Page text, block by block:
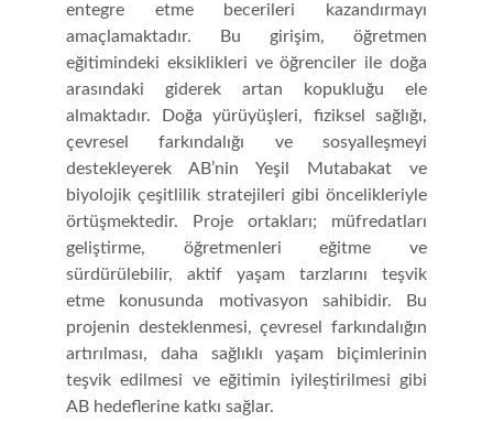
entegre etme becerileri kazandırmayı
amaçlamaktadır. Bu girişim, öğretmen
eğitimindeki eksiklikleri ve öğrenciler ile doğa
arasındaki giderek artan kopukluğu ele
almaktadır. Doğa yürüyüşleri, fiziksel sağlığı,
çevresel farkındalığı ve sosyalleşmeyi
destekleyerek AB’nin Yeşil Mutabakat ve
biyolojik çeşitlilik stratejileri gibi öncelikleriyle
örtüşmektedir. Proje ortakları; müfredatları
geliştirme, öğretmenleri eğitme ve
sürdürülebilir, aktif yaşam tarzlarını teşvik
etme konusunda motivasyon sahibidir. Bu
projenin desteklenmesi, çevresel farkındalığın
artırılması, daha sağlıklı yaşam biçimlerinin
teşvik edilmesi ve eğitimin iyileştirilmesi gibi
AB hedeflerine katkı sağlar.